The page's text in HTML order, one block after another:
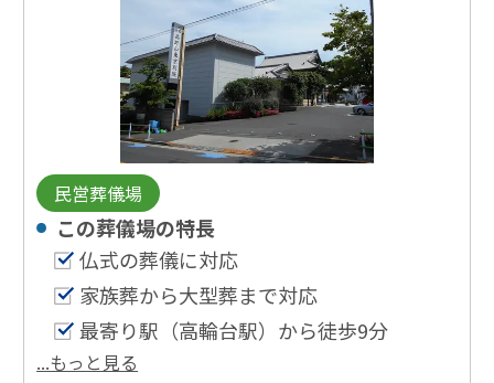
民営葬儀場
この葬儀場の特⻑
仏式の葬儀に対応
家族葬から大型葬まで対応
最寄り駅（高輪台駅）から徒歩9分
...もっと見る